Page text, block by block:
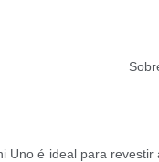
Uno é ideal para